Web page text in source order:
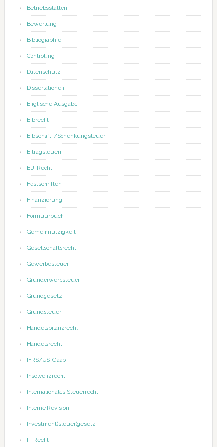
Betriebsstätten
Bewertung
Bibliographie
Controlling
Datenschutz
Dissertationen
Englische Ausgabe
Erbrecht
Erbschaft-/Schenkungsteuer
Ertragsteuern
EU-Recht
Festschriften
Finanzierung
Formularbuch
Gemeinnützigkeit
Gesellschaftsrecht
Gewerbesteuer
Grunderwerbsteuer
Grundgesetz
Grundsteuer
Handelsbilanzrecht
Handelsrecht
IFRS/US-Gaap
Insolvenzrecht
Internationales Steuerrecht
Interne Revision
Investment(steuer)gesetz
IT-Recht